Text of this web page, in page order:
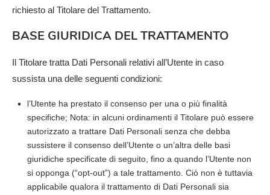
richiesto al Titolare del Trattamento.
BASE GIURIDICA DEL TRATTAMENTO
Il Titolare tratta Dati Personali relativi all’Utente in caso
sussista una delle seguenti condizioni:
l’Utente ha prestato il consenso per una o più finalità
specifiche; Nota: in alcuni ordinamenti il Titolare può essere
autorizzato a trattare Dati Personali senza che debba
sussistere il consenso dell’Utente o un’altra delle basi
giuridiche specificate di seguito, fino a quando l’Utente non
si opponga (“opt-out”) a tale trattamento. Ciò non è tuttavia
applicabile qualora il trattamento di Dati Personali sia